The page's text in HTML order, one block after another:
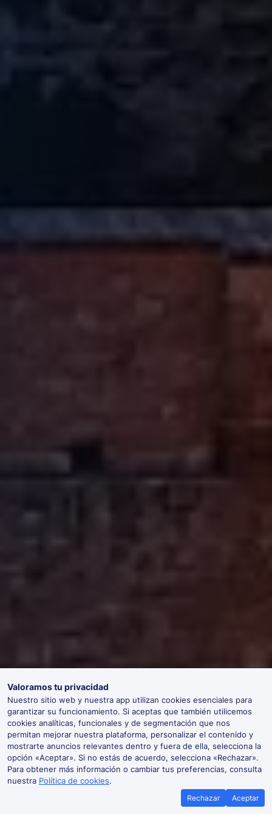
Valoramos tu privacidad
Nuestro sitio web y nuestra app utilizan cookies esenciales para
garantizar su funcionamiento. Si aceptas que también utilicemos
cookies analíticas, funcionales y de segmentación que nos
permitan mejorar nuestra plataforma, personalizar el contenido y
mostrarte anuncios relevantes dentro y fuera de ella, selecciona la
opción «Aceptar». Si no estás de acuerdo, selecciona «Rechazar».
Para obtener más información o cambiar tus preferencias, consulta
nuestra Política de cookies.
Rechazar Aceptar